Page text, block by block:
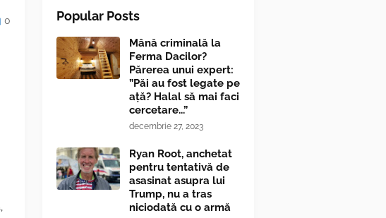
0 Popular Posts
Mână criminală la
Ferma Dacilor?
Părerea unui expert:
”Păi au fost legate pe
ață? Halal să mai faci
cercetare...”
decembrie 27, 2023
Ryan Root, anchetat
pentru tentativă de
asasinat asupra lui
Trump, nu a tras
niciodată cu o armă